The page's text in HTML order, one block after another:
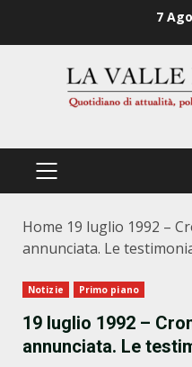
7
PRIMÄRES
Home 19 luglio 1992 –
annunciata. Le
Notizie Primo piano
19 luglio 1992 –
annunciata. Le